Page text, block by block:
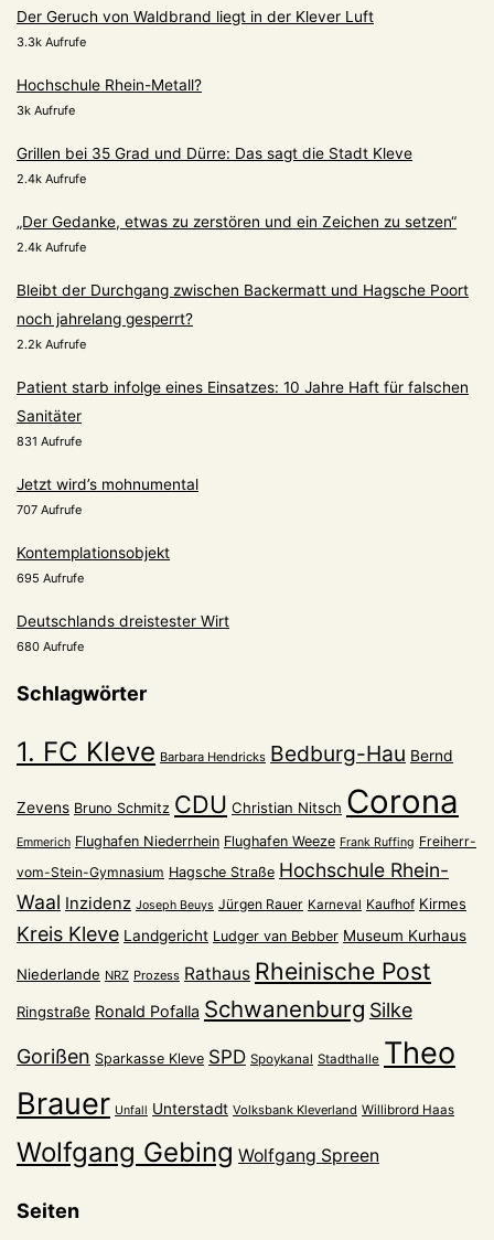
Der Geruch von Waldbrand liegt in der Klever Luft
3.3k Aufrufe
Hochschule Rhein-Metall?
3k Aufrufe
Grillen bei 35 Grad und Dürre: Das sagt die Stadt Kleve
2.4k Aufrufe
„Der Gedanke, etwas zu zerstören und ein Zeichen zu setzen“
2.4k Aufrufe
Bleibt der Durchgang zwischen Backermatt und Hagsche Poort
noch jahrelang gesperrt?
2.2k Aufrufe
Patient starb infolge eines Einsatzes: 10 Jahre Haft für falschen
Sanitäter
831 Aufrufe
Jetzt wird’s mohnumental
707 Aufrufe
Kontemplationsobjekt
695 Aufrufe
Deutschlands dreistester Wirt
680 Aufrufe
Schlagwörter
1. FC Kleve Barbara Hendricks Bedburg-Hau Bernd
Zevens Bruno Schmitz CDU Christian Nitsch Corona
Emmerich Flughafen Niederrhein Flughafen Weeze Frank Ruffing Freiherr-
vom-Stein-Gymnasium Hagsche Straße Hochschule Rhein-
Waal Inzidenz Joseph Beuys Jürgen Rauer Karneval Kaufhof Kirmes
Kreis Kleve Landgericht Ludger van Bebber Museum Kurhaus
Niederlande NRZ Prozess Rathaus Rheinische Post
Ringstraße Ronald Pofalla Schwanenburg Silke
Gorißen Sparkasse Kleve SPD Spoykanal Stadthalle Theo
Brauer Unfall Unterstadt Volksbank Kleverland Willibrord Haas
Wolfgang Gebing Wolfgang Spreen
Seiten